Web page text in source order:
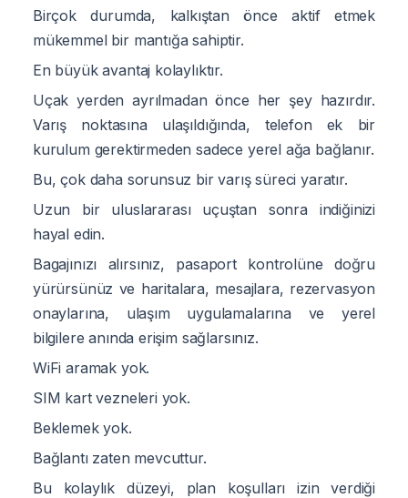
Birçok durumda, kalkıştan önce aktif etmek
mükemmel bir mantığa sahiptir.
En büyük avantaj kolaylıktır.
Uçak yerden ayrılmadan önce her şey hazırdır.
Varış noktasına ulaşıldığında, telefon ek bir
kurulum gerektirmeden sadece yerel ağa bağlanır.
Bu, çok daha sorunsuz bir varış süreci yaratır.
Uzun bir uluslararası uçuştan sonra indiğinizi
hayal edin.
Bagajınızı alırsınız, pasaport kontrolüne doğru
yürürsünüz ve haritalara, mesajlara, rezervasyon
onaylarına, ulaşım uygulamalarına ve yerel
bilgilere anında erişim sağlarsınız.
WiFi aramak yok.
SIM kart vezneleri yok.
Beklemek yok.
Bağlantı zaten mevcuttur.
Bu kolaylık düzeyi, plan koşulları izin verdiği